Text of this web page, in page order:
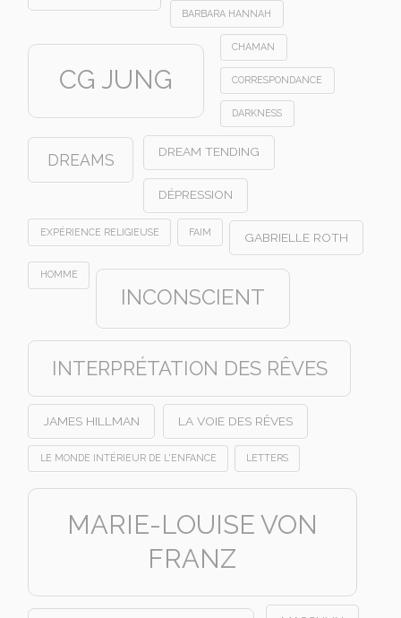
BARBARA HANNAH
CG JUNG
CHAMAN
CORRESPONDANCE
DARKNESS
DREAMS DREAM TENDING
DÉPRESSION
EXPÉRIENCE RELIGIEUSE FAIM GABRIELLE ROTH
HOMME
INCONSCIENT
INTERPRÉTATION DES RÊVES
JAMES HILLMAN LA VOIE DES RÊVES
LE MONDE INTÉRIEUR DE L'ENFANCE LETTERS
MARIE-LOUISE VON
FRANZ